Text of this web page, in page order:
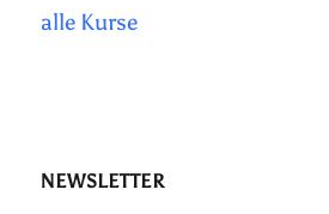
alle Kurse
NEWSLETTER